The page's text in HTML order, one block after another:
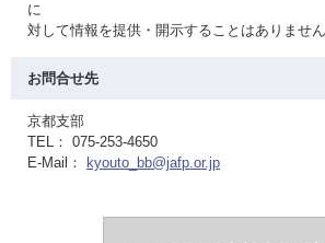
に
対して情報を提供・開示することはありません
お問合せ先
京都支部
TEL： 075-253-4650
E-Mail：
kyouto_bb@jafp.or.jp